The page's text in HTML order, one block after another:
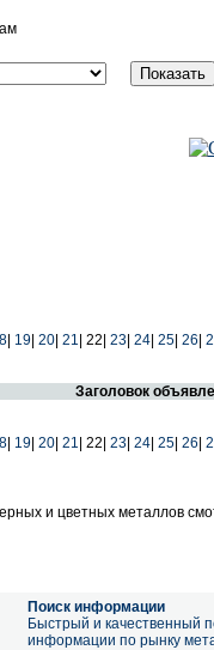
19 20 21 22| 23 24 25 26
Заголовок
19 20 21 22| 23 24 25 26
и цветных металлов
Поиск информации
Быстрый и качественный
информации по рынку